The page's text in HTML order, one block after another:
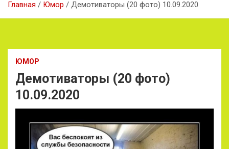
Главная Юмор Демотиваторы (20 фото) 10.09.2020
ЮМОР
Демотиваторы (20 фото)
10.09.2020